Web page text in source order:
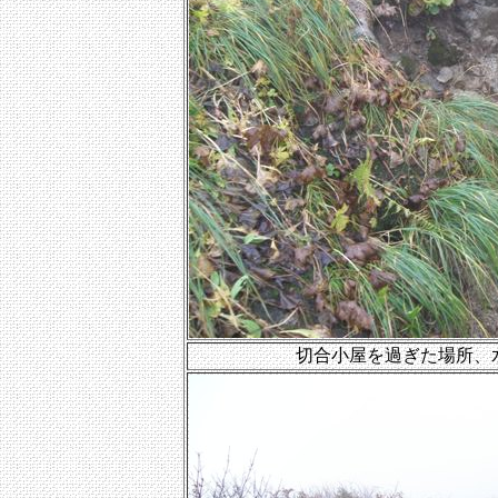
切合小屋を過ぎた場所